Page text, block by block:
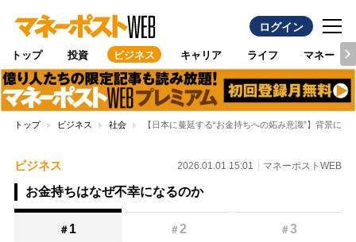
ログイン
トップ 投資 ビジネス キャリア ライフ マネー
トップ ビジネス 社会 【日本に蔓延する“お金持ちへの妬み意識”】背景に
ビジネス 2026.01.01 15:01 マネーポストWEB
お金持ちはなぜ不幸になるのか
＃ 1 ＃2 ＃3